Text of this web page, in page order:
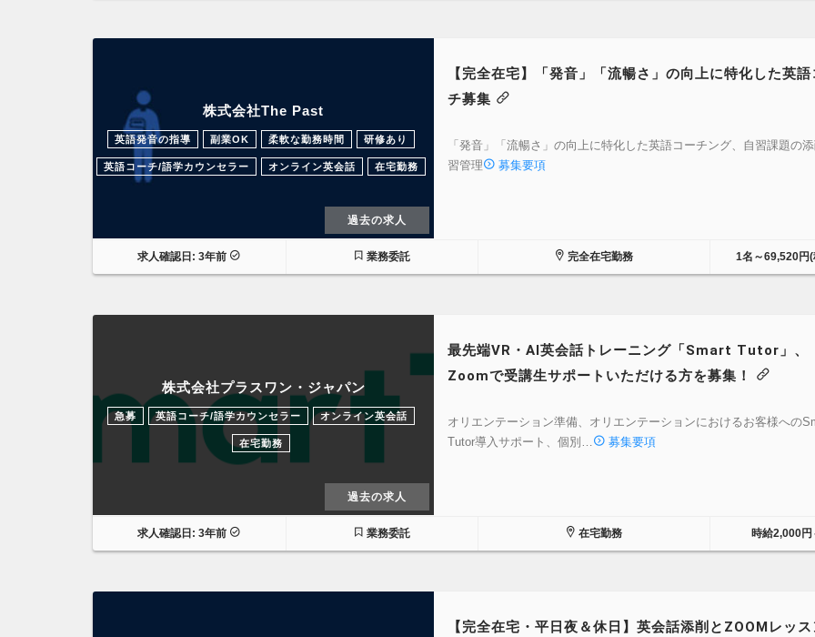
株式会社The Past
英語発音の指導 副業OK 柔軟な勤務時間 研修あり
英語コーチ/語学カウンセラー オンライン英会話 在宅勤務
過去の求人
【完全在宅】「発音」「流暢さ」の向上に特化した英語
チ募集
「発音」「流暢さ」の向上に特化した英語コーチング、自習課題の
習管理
募集要項
求人確認日: 3年前 業務委託 完全在宅勤務 1名～69,520円(
株式会社プラスワン・ジャパン
急募 英語コーチ/語学カウンセラー オンライン英会話
在宅勤務
過去の求人
最先端VR・AI英会話トレーニング「Smart Tutor」、
Zoomで受講生サポートいただける方を募集！
オリエンテーション準備、オリエンテーションにおけるお客様への
Tutor導入サポート、個別…
募集要項
求人確認日: 3年前 業務委託 在宅勤務 時給2,000円
【完全在宅・平日夜＆休日】英会話添削とZOOMレッ